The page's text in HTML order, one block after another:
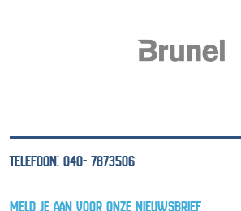
TELEFOON: 040- 7873506
MELD JE AAN VOOR ONZE NIEUWSBRIEF